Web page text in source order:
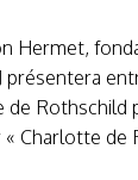
Hermet,
présentera
de Rothschild
« Charlotte de